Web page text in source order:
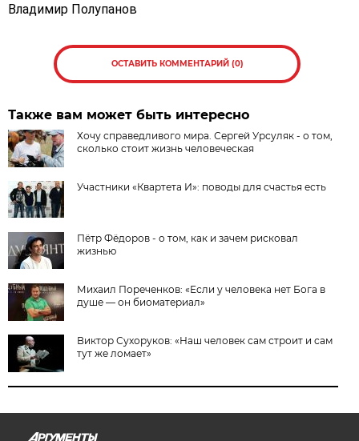
Владимир Полупанов
ОСТАВИТЬ КОММЕНТАРИЙ (0)
Также вам может быть интересно
Хочу справедливого мира. Сергей Урсуляк - о том,
сколько стоит жизнь человеческая
Участники «Квартета И»: поводы для счастья есть
Пётр Фёдоров - о том, как и зачем рисковал
жизнью
Михаил Пореченков: «Если у человека нет Бога в
душе — он биоматериал»
Виктор Сухоруков: «Наш человек сам строит и сам
тут же ломает»